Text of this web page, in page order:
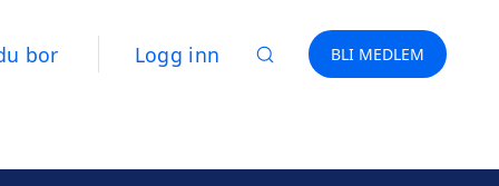
bor Logg inn BLI MEDLEM